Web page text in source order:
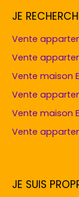
JE
Vente
Vente
Vente maison
Vente
Vente maison
Vente
JE SUIS